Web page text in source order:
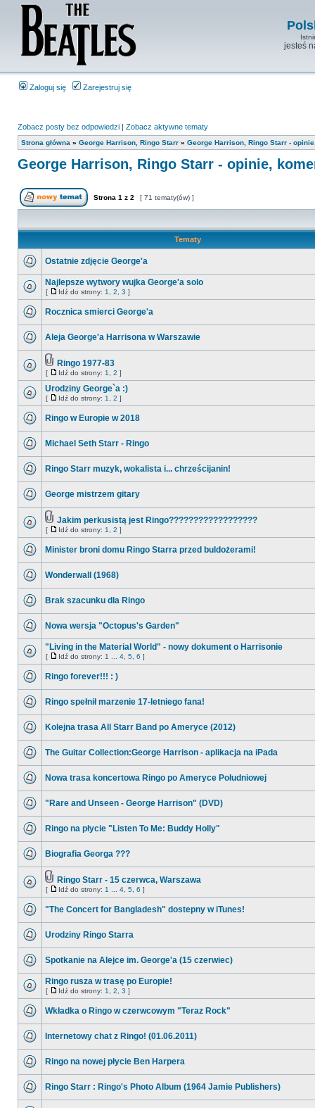
jesteś
Zaloguj się Zarejestruj się
Zobacz posty bez odpowiedzi | Zobacz aktywne tematy
Strona główna » George Harrison, Ringo Starr » George Harrison, Ringo Starr -
George Harrison, Ringo Starr - opinie,
Strona 1 z 2 [ 71 tematy(ów) ]
Tematy
Ostatnie zdjęcie George'a
Najlepsze wytwory wujka George'a solo
[ Idź do strony: 1 2 3 ]
Rocznica smierci George'a
Aleja George'a Harrisona w Warszawie
Ringo 1977-83
[ Idź do strony: 1 2 ]
Urodziny George`a :)
[ Idź do strony: 1 2 ]
Ringo w Europie w 2018
Michael Seth Starr - Ringo
Ringo Starr muzyk, wokalista i... chrześcijanin!
George mistrzem gitary
Jakim perkusistą jest Ringo??????????????????
[ Idź do strony: 1 2 ]
Minister broni domu Ringo Starra przed buldożerami!
Wonderwall (1968)
Brak szacunku dla Ringo
Nowa wersja "Octopus's Garden"
"Living in the Material World" - nowy dokument o Harrisonie
[ Idź do strony: 1 4 5 6 ]
Ringo forever!!! : )
Ringo spełnił marzenie 17-letniego fana!
Kolejna trasa All Starr Band po Ameryce (2012)
The Guitar Collection:George Harrison - aplikacja na iPada
Nowa trasa koncertowa Ringo po Ameryce Południowej
"Rare and Unseen - George Harrison" (DVD)
Ringo na płycie "Listen To Me: Buddy Holly"
Biografia Georga ???
Ringo Starr - 15 czerwca, Warszawa
[ Idź do strony: 1 4 5 6 ]
"The Concert for Bangladesh" dostepny w iTunes!
Urodziny Ringo Starra
Spotkanie na Alejce im. George'a (15 czerwiec)
Ringo rusza w trasę po Europie!
[ Idź do strony: 1 2 3 ]
Wkładka o Ringo w czerwcowym "Teraz Rock"
Internetowy chat z Ringo! (01.06.2011)
Ringo na nowej płycie Ben Harpera
Ringo Starr : Ringo's Photo Album (1964 Jamie Publishers)